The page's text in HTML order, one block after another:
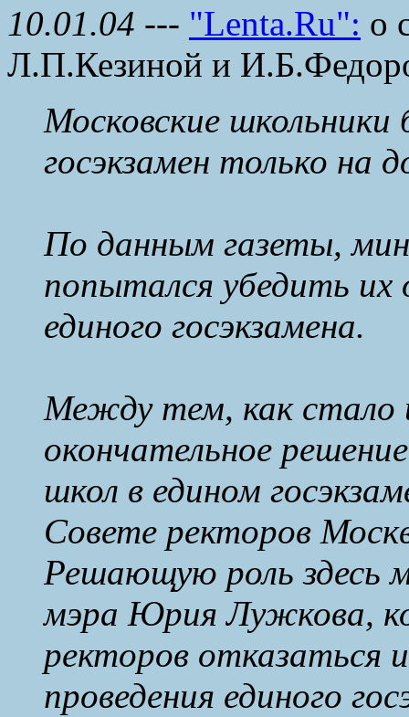
10.01.04 --- "Lenta.Ru": о
Л.П.Кезиной и
Московские
госэкзамен только на
По данным газеты,
попытался убедить
единого госэкзамена.
Между тем, как стало
окончательное
школ в едином
Совете ректоров
Решающую роль здесь
мэра Юрия Лужкова,
ректоров отказаться
проведения единого